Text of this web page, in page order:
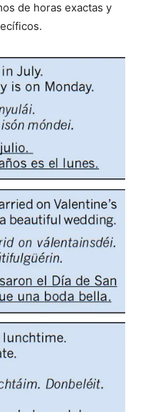
de horas exactas y